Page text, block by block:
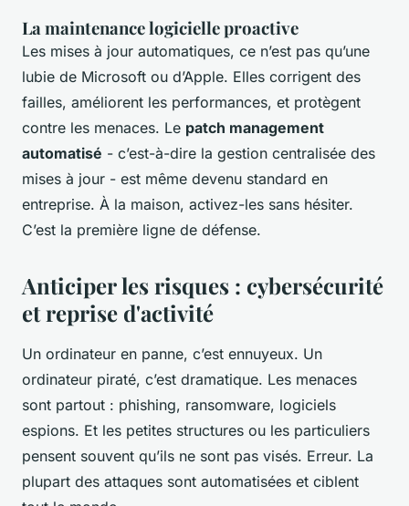
La maintenance logicielle proactive
Les mises à jour automatiques, ce n’est pas qu’une
lubie de Microsoft ou d’Apple. Elles corrigent des
failles, améliorent les performances, et protègent
contre les menaces. Le patch management
automatisé - c’est-à-dire la gestion centralisée des
mises à jour - est même devenu standard en
entreprise. À la maison, activez-les sans hésiter.
C’est la première ligne de défense.
Anticiper les risques : cybersécurité
et reprise d'activité
Un ordinateur en panne, c’est ennuyeux. Un
ordinateur piraté, c’est dramatique. Les menaces
sont partout : phishing, ransomware, logiciels
espions. Et les petites structures ou les particuliers
pensent souvent qu’ils ne sont pas visés. Erreur. La
plupart des attaques sont automatisées et ciblent